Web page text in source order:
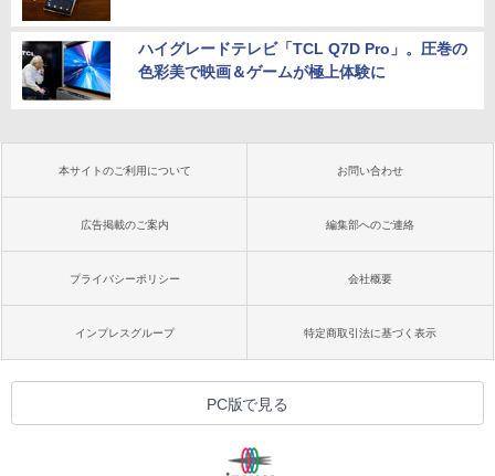
ハイグレードテレビ「TCL Q7D Pro」。圧巻の
色彩美で映画＆ゲームが極上体験に
本サイトのご利用について お問い合わせ
広告掲載のご案内 編集部へのご連絡
プライバシーポリシー 会社概要
インプレスグループ 特定商取引法に基づく表示
PC版で見る